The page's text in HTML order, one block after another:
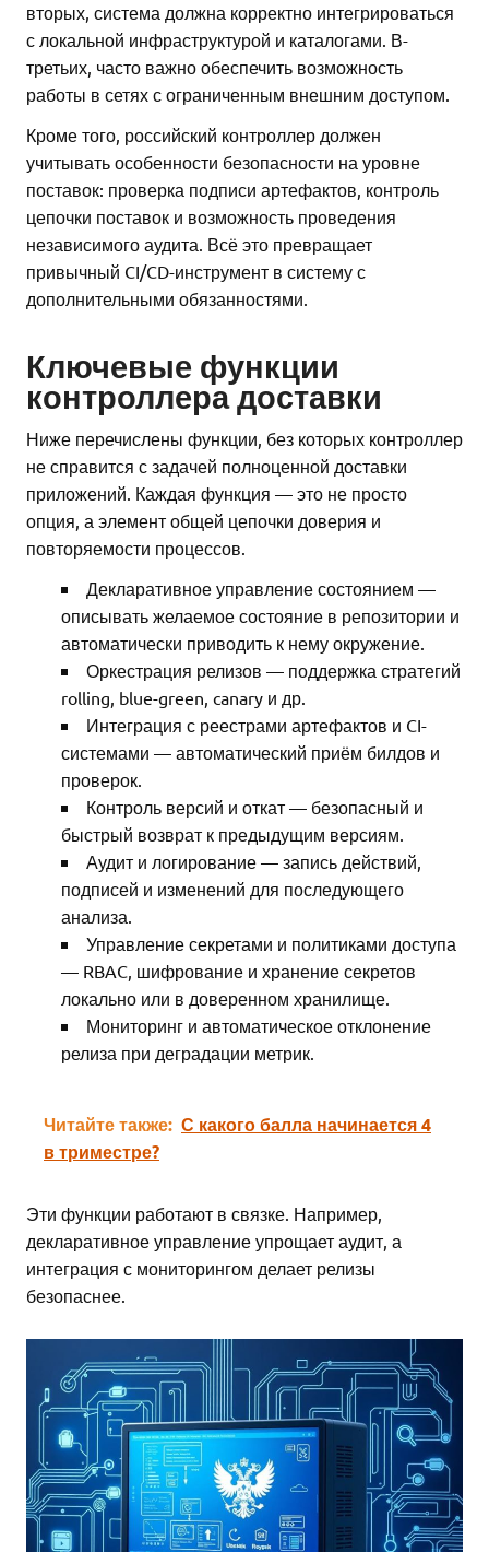
вторых, система должна корректно интегрироваться
с локальной инфраструктурой и каталогами. В-
третьих, часто важно обеспечить возможность
работы в сетях с ограниченным внешним доступом.
Кроме того, российский контроллер должен
учитывать особенности безопасности на уровне
поставок: проверка подписи артефактов, контроль
цепочки поставок и возможность проведения
независимого аудита. Всё это превращает
привычный CI/CD-инструмент в систему с
дополнительными обязанностями.
Ключевые функции
контроллера доставки
Ниже перечислены функции, без которых контроллер
не справится с задачей полноценной доставки
приложений. Каждая функция — это не просто
опция, а элемент общей цепочки доверия и
повторяемости процессов.
Декларативное управление состоянием —
описывать желаемое состояние в репозитории и
автоматически приводить к нему окружение.
Оркестрация релизов — поддержка стратегий
rolling, blue-green, canary и др.
Интеграция с реестрами артефактов и CI-
системами — автоматический приём билдов и
проверок.
Контроль версий и откат — безопасный и
быстрый возврат к предыдущим версиям.
Аудит и логирование — запись действий,
подписей и изменений для последующего
анализа.
Управление секретами и политиками доступа
— RBAC, шифрование и хранение секретов
локально или в доверенном хранилище.
Мониторинг и автоматическое отклонение
релиза при деградации метрик.
Читайте также: С какого балла начинается 4
в триместре?
Эти функции работают в связке. Например,
декларативное управление упрощает аудит, а
интеграция с мониторингом делает релизы
безопаснее.